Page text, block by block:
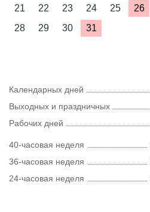
21
22 23 24 25 26
28
29 30 31
Календарных дней
Выходных и праздничных
Рабочих дней
40-часовая неделя
36-часовая неделя
24-часовая неделя